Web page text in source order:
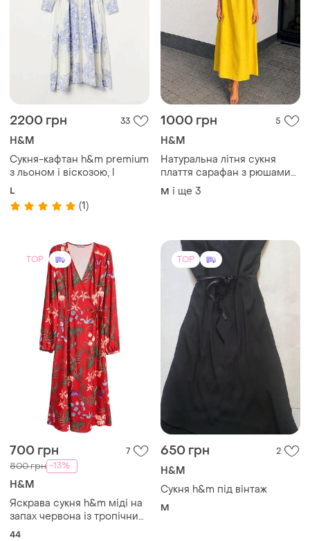
2200 грн 33
H&M
Сукня-кафтан h&m premium
з льоном і віскозою, l
L
(1)
1000 грн 5
H&M
Натуральна літня сукня
плаття сарафан з рюшами
оверсайз вільного крою
льоля h&m
M і ще 3
TOP
700 грн 7
800 грн -13%
H&M
Яскрава сукня h&m міді на
запах червона із тропічним
принтом, eur 44
44
TOP
650 грн 2
H&M
Сукня h&m під вінтаж
M